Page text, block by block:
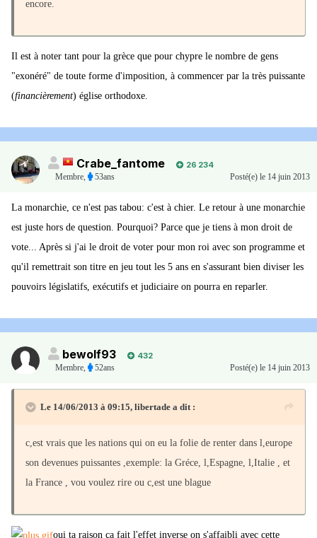
encore.
Il est à noter tant pour la grèce que pour chypre le nombre de gens
"exonéré" de toute forme d'imposition, à commencer par la très puissante
(financièrement) église orthodoxe.
Crabe_fantome
26 234
Membre, 53ans Posté(e) le 14 juin 2013
La monarchie, ce n'est pas tabou: c'est à chier. Le retour à une monarchie
est juste hors de question. Pourquoi? Parce que je tiens à mon droit de
vote... Après si j'ai le droit de voter pour mon roi avec son programme et
qu'il remettrait son titre en jeu tout les 5 ans en s'assurant bien diviser les
pouvoirs législatifs, exécutifs et judiciaire on pourra en reparler.
bewolf93
432
Membre, 52ans Posté(e) le 14 juin 2013
Le 14/06/2013 à 09:15, libertade a dit :
c,est vrais que les nations qui on eu la folie de renter dans l,europe
son devenues puissantes ,exemple: la Gréce, l,Espagne, l,Italie , et
la France , vou voulez rire ou c,est une blague
oui ta raison ça fait l'effet inverse on s'affaibli avec cette